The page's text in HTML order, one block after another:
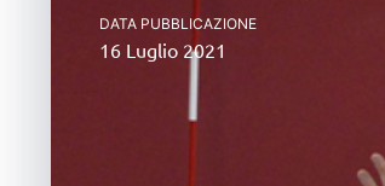
DATA PUBBLICAZIONE
16 Luglio 2021